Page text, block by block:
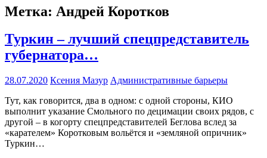
Метка: Андрей Коротков
Туркин – лучший спецпредставитель
губернатора…
28.07.2020 Ксения Мазур Административные барьеры
Тут, как говорится, два в одном: с одной стороны, КИО
выполнит указание Смольного по децимации своих рядов, с
другой – в когорту спецпредставителей Беглова вслед за
«карателем» Коротковым вольётся и «земляной опричник»
Туркин…